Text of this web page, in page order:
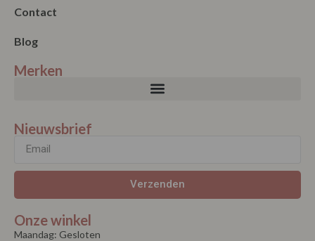
Contact
Blog
Merken
Nieuwsbrief
Verzenden
Onze winkel
Maandag: Gesloten